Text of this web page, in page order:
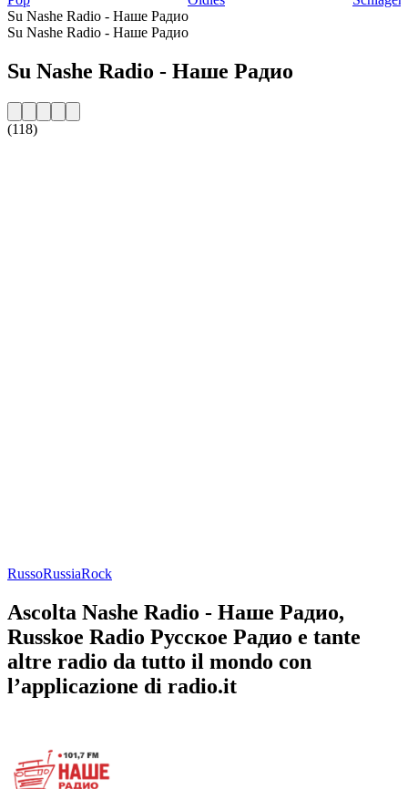
Su Nashe Radio - Наше Радио
Su Nashe Radio - Наше Радио
Su Nashe Radio - Наше Радио
(118)
RussoRussiaRock
Ascolta Nashe Radio - Наше Радио,
Russkoe Radio Русское Радио e tante
altre radio da tutto il mondo con
l’applicazione di radio.it